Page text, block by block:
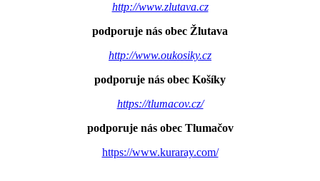
http://www.zlutava.cz
podporuje nás obec Žlutava
http://www.oukosiky.cz
podporuje nás obec Košíky
https://tlumacov.cz/
podporuje nás obec Tlumačov
https://www.kuraray.com/